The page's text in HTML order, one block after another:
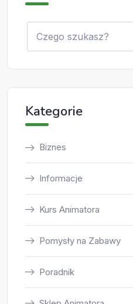
Kategorie
Biznes
Informacje
Kurs Animatora
Pomysły na Zabawy
Poradnik